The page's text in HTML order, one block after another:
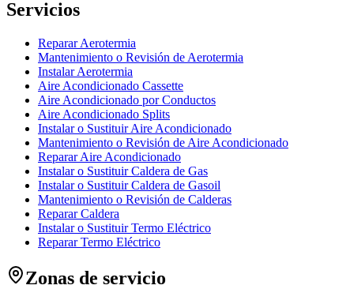
Servicios
Reparar Aerotermia
Mantenimiento o Revisión de Aerotermia
Instalar Aerotermia
Aire Acondicionado Cassette
Aire Acondicionado por Conductos
Aire Acondicionado Splits
Instalar o Sustituir Aire Acondicionado
Mantenimiento o Revisión de Aire Acondicionado
Reparar Aire Acondicionado
Instalar o Sustituir Caldera de Gas
Instalar o Sustituir Caldera de Gasoil
Mantenimiento o Revisión de Calderas
Reparar Caldera
Instalar o Sustituir Termo Eléctrico
Reparar Termo Eléctrico
Zonas de servicio